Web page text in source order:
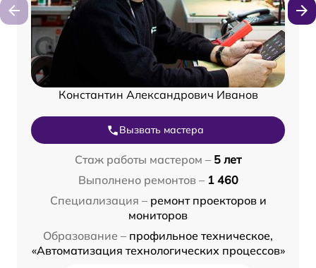
Константин Александрович Иванов
Вызвать мастера
Стаж работы мастером – 5 лет
Выполнено ремонтов – 1 460
Специализация – ремонт проекторов и
мониторов
Образование – профильное техническое,
«Автоматизация технологических процессов»